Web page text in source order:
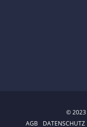
© 2023
AGB
DATENSCHUTZ